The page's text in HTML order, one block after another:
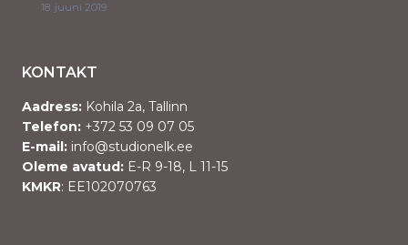
18. juuni 2019
KONTAKT
Aadress: Kohila 2a, Tallinn
Telefon: +372 53 09 07 05
E-mail: info@studionelk.ee
Oleme avatud: E-R 9-18, L 11-15
KMKR: EE102070763